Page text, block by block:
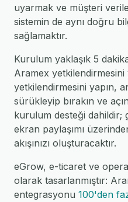
uyarmak ve müşteri
sistemin de aynı doğru
sağlamaktır.
Kurulum yaklaşık 5
Aramex yetkilendirmesini
yetkilendirmesini yapın,
sürükleyip bırakın ve
kurulum desteği dahildir;
ekran paylaşımı
akışınızı oluşturacaktır.
eGrow, e-ticaret ve
olarak tasarlanmıştır:
entegrasyonu 100'den